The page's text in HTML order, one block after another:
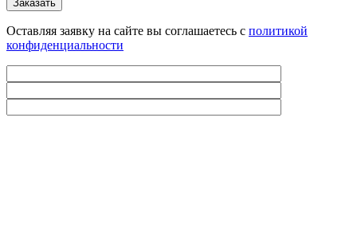
Оставляя заявку на сайте вы соглашаетесь с политикой
конфиденциальности